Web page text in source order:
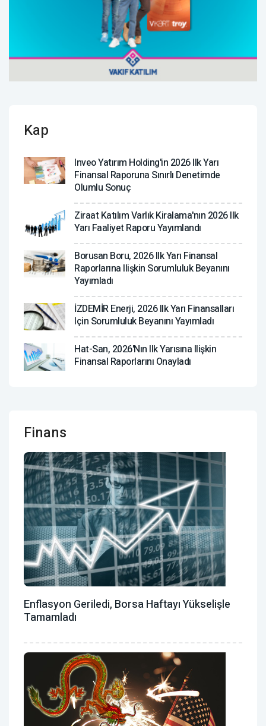
Kap
Inveo Yatırım Holding'in 2026 Ilk Yarı
Finansal Raporuna Sınırlı Denetimde
Olumlu Sonuç
Ziraat Katılım Varlık Kiralama'nın 2026 Ilk
Yarı Faaliyet Raporu Yayımlandı
Borusan Boru, 2026 Ilk Yarı Finansal
Raporlarına Ilişkin Sorumluluk Beyanını
Yayımladı
İZDEMİR Enerji, 2026 Ilk Yarı Finansalları
Için Sorumluluk Beyanını Yayımladı
Hat-San, 2026'nın Ilk Yarısına Ilişkin
Finansal Raporlarını Onayladı
Finans
Enflasyon Geriledi, Borsa Haftayı Yükselişle
Tamamladı